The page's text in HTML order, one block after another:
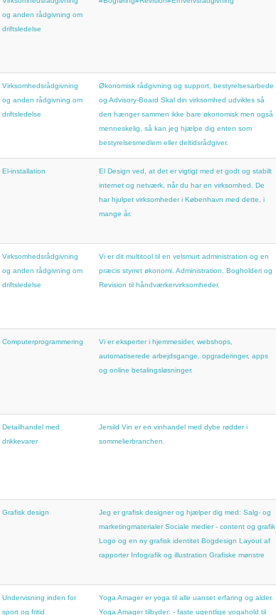
og anden rådgivning om
driftsledelse
Virksomhedsrådgivning
og anden rådgivning om
driftsledelse
Økonomisk rådgivning og support, bestyrelsesarbede
og Advisory-Board Skal din virksomhed udvikles så
den hænger sammen ikke bare økonomisk men også
menneskelig, så kan jeg hjælpe dig enten som
bestyrelsesmedlem eller deltidsrådgiver.
El-installation
El Design ved, at det er vigtigt med et godt og stabilt
internet og netværk, når du har en virksomhed. De
har hjulpet virksomheder i København med dette, i
mange år.
Virksomhedsrådgivning
og anden rådgivning om
driftsledelse
Vi er dit multitool til en velsmurt administration og en
præcis styrret økonomi. Administration, Bogholderi og
Revision til håndværkervirksomheder.
Computerprogrammering
Vi er eksperter i hjemmesider, webshops,
automatiserede arbejdsgange, opgraderinger, apps
og online betalingsløsninger.
Detailhandel med
drikkevarer
Jersild Vin er en vinhandel med dybe rødder i
sommelierbranchen.
Grafisk design
Jeg er grafisk designer og hjælper dig med: Salg- og
marketingmaterialer Sociale medier - content og grafik
Logo og en ny grafisk identitet Bogdesign Layout af
rapporter Infografik og illustration Grafiske mønstre
Undervisning inden for
sport og fritid
Yoga Amager er yoga til alle uanset erfaring og alder.
Yoga Amager tilbyder: - faste ugentlige yogahold til